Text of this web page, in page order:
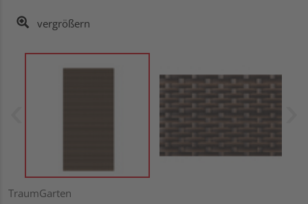
vergrößern
TraumGarten